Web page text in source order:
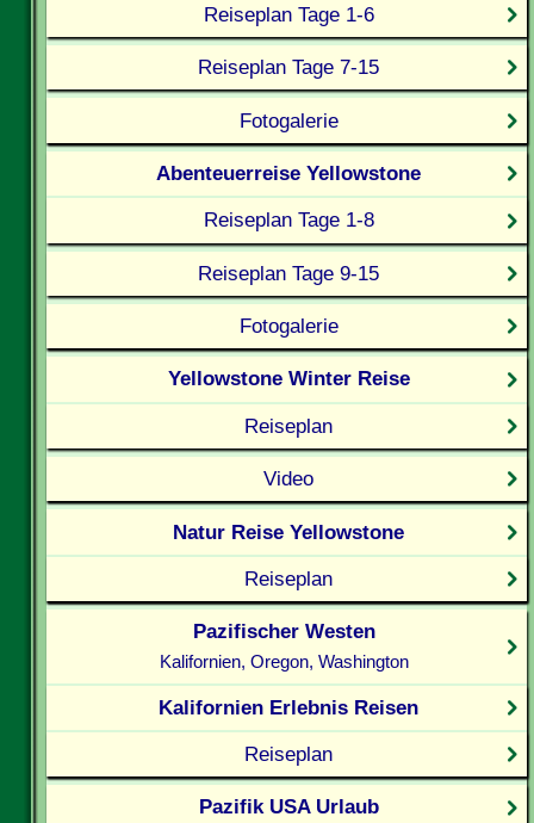
Reiseplan Tage 1-6
Reiseplan Tage 7-15
Fotogalerie
Abenteuerreise Yellowstone
Reiseplan Tage 1-8
Reiseplan Tage 9-15
Fotogalerie
Yellowstone Winter Reise
Reiseplan
Video
Natur Reise Yellowstone
Reiseplan
Pazifischer Westen
Kalifornien, Oregon, Washington
Kalifornien Erlebnis Reisen
Reiseplan
Pazifik USA Urlaub